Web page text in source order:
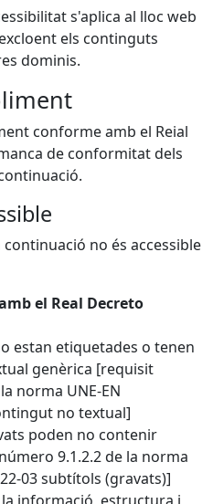
s'aplica al lloc web
els continguts
dominis.
conforme amb el Reial
de conformitat dels
no és accessible
el Real Decreto
estan etiquetades o tenen
genèrica [requisit
norma UNE-EN
no textual]
poden no contenir
9.1.2.2 de la norma
03 subtítols (gravats)]